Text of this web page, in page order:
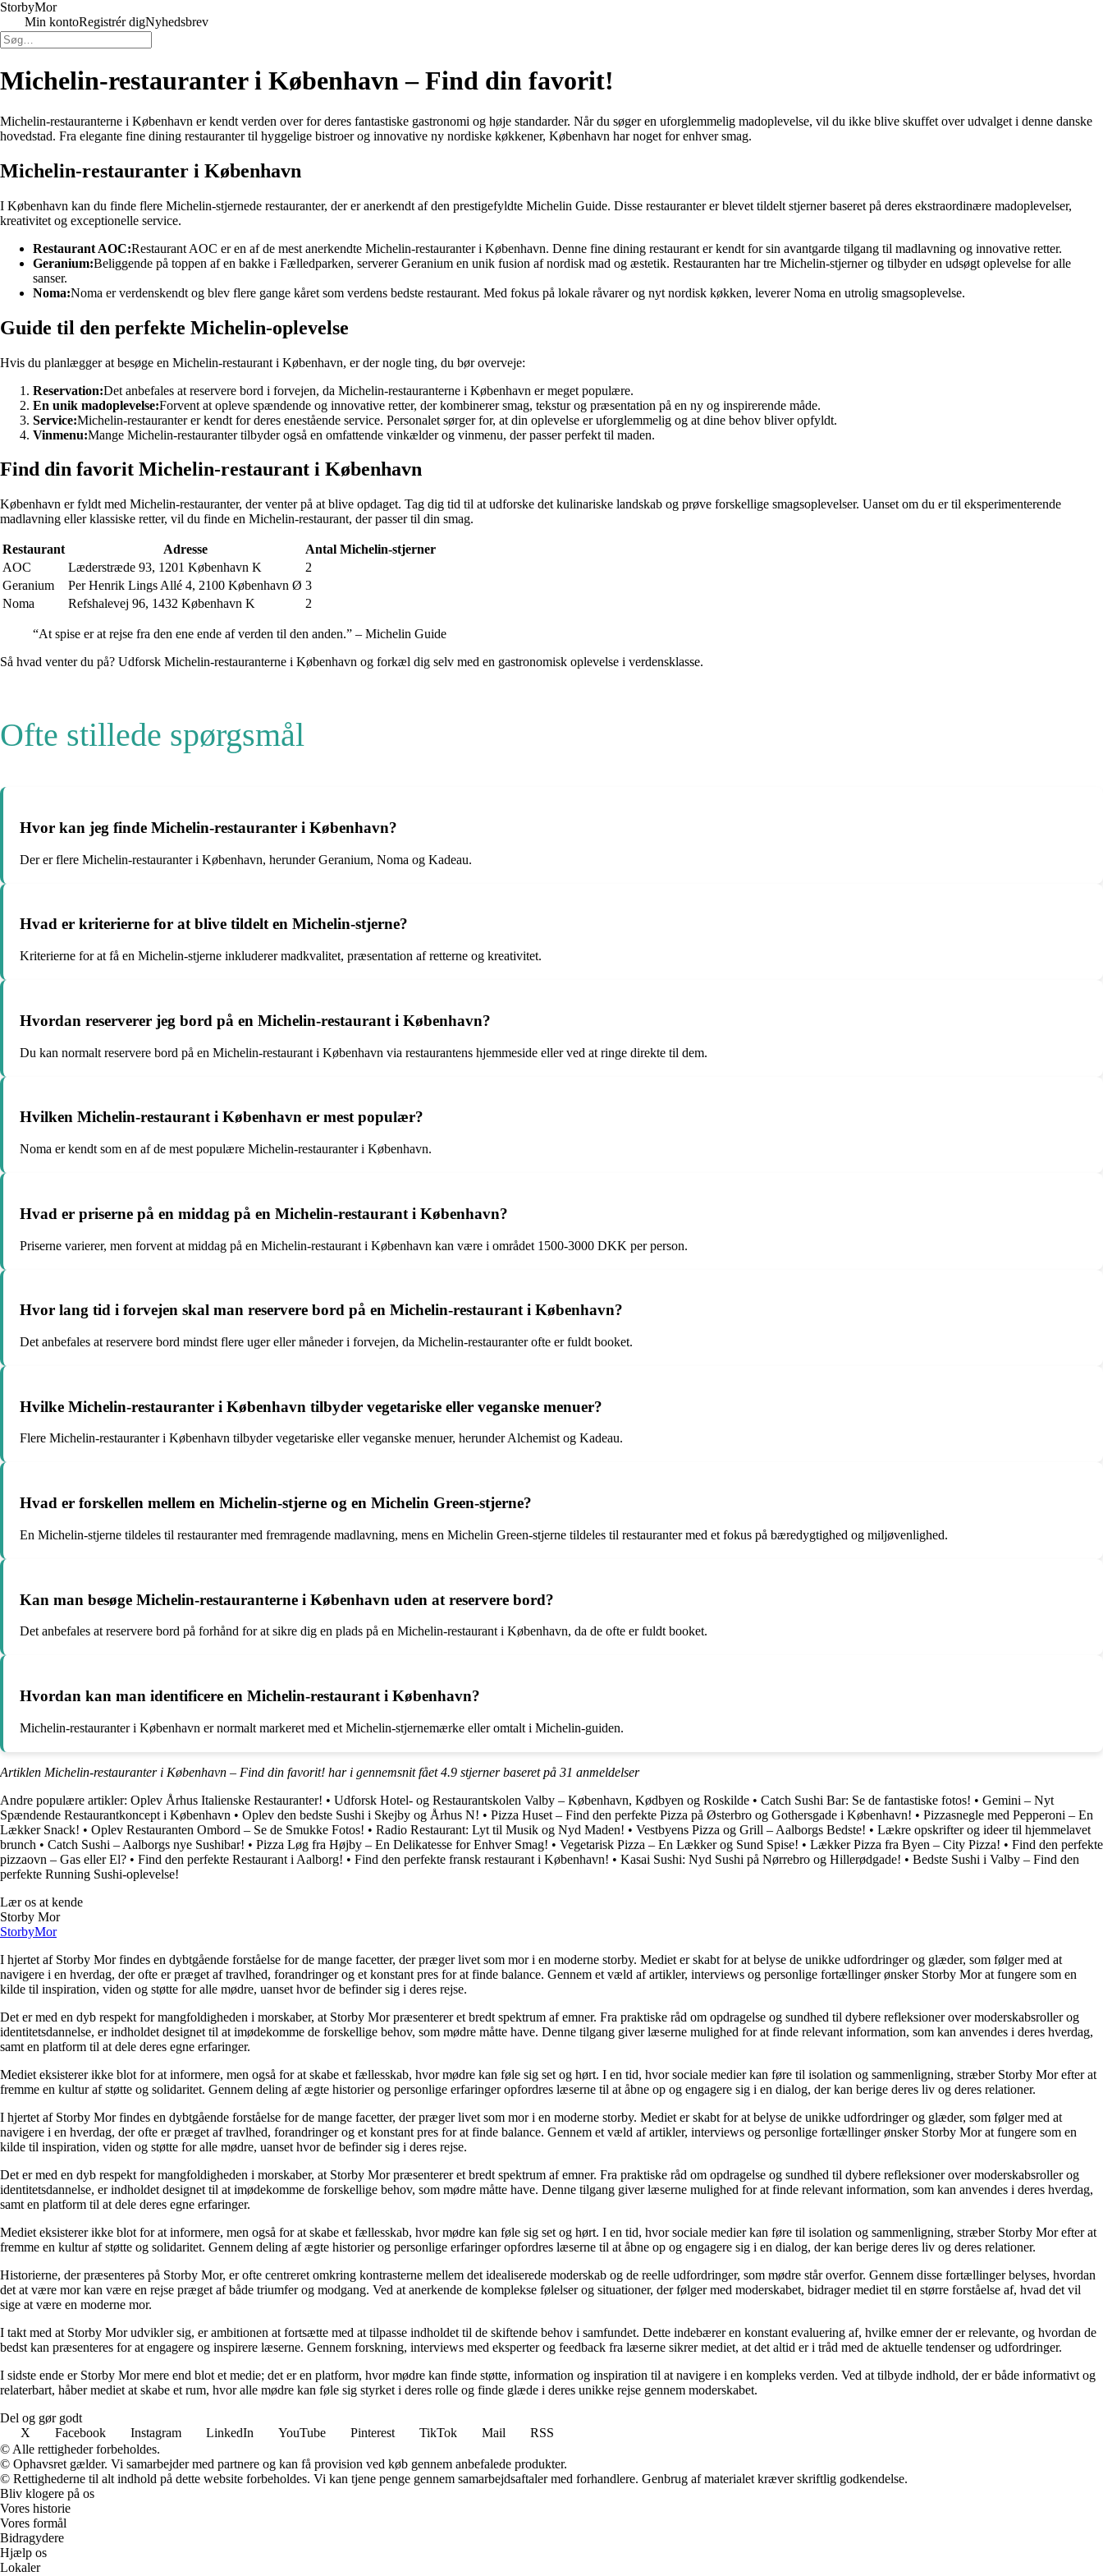
StorbyMor
Min kontoRegistrér digNyhedsbrev
Michelin-restauranter i København – Find din favorit!
Michelin-restauranterne i København er kendt verden over for deres fantastiske gastronomi og høje standarder. Når du søger en uforglemmelig madoplevelse, vil du ikke blive skuffet over udvalget i denne danske
hovedstad. Fra elegante fine dining restauranter til hyggelige bistroer og innovative ny nordiske køkkener, København har noget for enhver smag.
Michelin-restauranter i København
I København kan du finde flere Michelin-stjernede restauranter, der er anerkendt af den prestigefyldte Michelin Guide. Disse restauranter er blevet tildelt stjerner baseret på deres ekstraordinære madoplevelser,
kreativitet og exceptionelle service.
Restaurant AOC:Restaurant AOC er en af de mest anerkendte Michelin-restauranter i København. Denne fine dining restaurant er kendt for sin avantgarde tilgang til madlavning og innovative retter.
Geranium:Beliggende på toppen af en bakke i Fælledparken, serverer Geranium en unik fusion af nordisk mad og æstetik. Restauranten har tre Michelin-stjerner og tilbyder en udsøgt oplevelse for alle
sanser.
Noma:Noma er verdenskendt og blev flere gange kåret som verdens bedste restaurant. Med fokus på lokale råvarer og nyt nordisk køkken, leverer Noma en utrolig smagsoplevelse.
Guide til den perfekte Michelin-oplevelse
Hvis du planlægger at besøge en Michelin-restaurant i København, er der nogle ting, du bør overveje:
Reservation:Det anbefales at reservere bord i forvejen, da Michelin-restauranterne i København er meget populære.
En unik madoplevelse:Forvent at opleve spændende og innovative retter, der kombinerer smag, tekstur og præsentation på en ny og inspirerende måde.
Service:Michelin-restauranter er kendt for deres enestående service. Personalet sørger for, at din oplevelse er uforglemmelig og at dine behov bliver opfyldt.
Vinmenu:Mange Michelin-restauranter tilbyder også en omfattende vinkælder og vinmenu, der passer perfekt til maden.
Find din favorit Michelin-restaurant i København
København er fyldt med Michelin-restauranter, der venter på at blive opdaget. Tag dig tid til at udforske det kulinariske landskab og prøve forskellige smagsoplevelser. Uanset om du er til eksperimenterende
madlavning eller klassiske retter, vil du finde en Michelin-restaurant, der passer til din smag.
Restaurant Adresse
Antal Michelin-stjerner
AOC
Læderstræde 93, 1201 København K
2
Geranium
Per Henrik Lings Allé 4, 2100 København Ø 3
Noma
Refshalevej 96, 1432 København K 2
“At spise er at rejse fra den ene ende af verden til den anden.” – Michelin Guide
Så hvad venter du på? Udforsk Michelin-restauranterne i København og forkæl dig selv med en gastronomisk oplevelse i verdensklasse.
Ofte stillede spørgsmål
Hvor kan jeg finde Michelin-restauranter i København?
Der er flere Michelin-restauranter i København, herunder Geranium, Noma og Kadeau.
Hvad er kriterierne for at blive tildelt en Michelin-stjerne?
Kriterierne for at få en Michelin-stjerne inkluderer madkvalitet, præsentation af retterne og kreativitet.
Hvordan reserverer jeg bord på en Michelin-restaurant i København?
Du kan normalt reservere bord på en Michelin-restaurant i København via restaurantens hjemmeside eller ved at ringe direkte til dem.
Hvilken Michelin-restaurant i København er mest populær?
Noma er kendt som en af de mest populære Michelin-restauranter i København.
Hvad er priserne på en middag på en Michelin-restaurant i København?
Priserne varierer, men forvent at middag på en Michelin-restaurant i København kan være i området 1500-3000 DKK per person.
Hvor lang tid i forvejen skal man reservere bord på en Michelin-restaurant i København?
Det anbefales at reservere bord mindst flere uger eller måneder i forvejen, da Michelin-restauranter ofte er fuldt booket.
Hvilke Michelin-restauranter i København tilbyder vegetariske eller veganske menuer?
Flere Michelin-restauranter i København tilbyder vegetariske eller veganske menuer, herunder Alchemist og Kadeau.
Hvad er forskellen mellem en Michelin-stjerne og en Michelin Green-stjerne?
En Michelin-stjerne tildeles til restauranter med fremragende madlavning, mens en Michelin Green-stjerne tildeles til restauranter med et fokus på bæredygtighed og miljøvenlighed.
Kan man besøge Michelin-restauranterne i København uden at reservere bord?
Det anbefales at reservere bord på forhånd for at sikre dig en plads på en Michelin-restaurant i København, da de ofte er fuldt booket.
Hvordan kan man identificere en Michelin-restaurant i København?
Michelin-restauranter i København er normalt markeret med et Michelin-stjernemærke eller omtalt i Michelin-guiden.
Artiklen Michelin-restauranter i København – Find din favorit! har i gennemsnit fået4.9 stjerner baseret på 31 anmeldelser
Andre populære artikler: Oplev Århus Italienske Restauranter! • Udforsk Hotel- og Restaurantskolen Valby – København, Kødbyen og Roskilde • Catch Sushi Bar: Se de fantastiske fotos! • Gemini – Nyt
Spændende Restaurantkoncept i København • Oplev den bedste Sushi i Skejby og Århus N! • Pizza Huset – Find den perfekte Pizza på Østerbro og Gothersgade i København! • Pizzasnegle med Pepperoni – En
Lækker Snack! • Oplev Restauranten Ombord – Se de Smukke Fotos! • Radio Restaurant: Lyt til Musik og Nyd Maden! • Vestbyens Pizza og Grill – Aalborgs Bedste! • Lækre opskrifter og ideer til hjemmelavet
brunch • Catch Sushi – Aalborgs nye Sushibar! • Pizza Løg fra Højby – En Delikatesse for Enhver Smag! • Vegetarisk Pizza – En Lækker og Sund Spise! • Lækker Pizza fra Byen – City Pizza! • Find den perfekte
pizzaovn – Gas eller El? • Find den perfekte Restaurant i Aalborg! • Find den perfekte fransk restaurant i København! • Kasai Sushi: Nyd Sushi på Nørrebro og Hillerødgade! • Bedste Sushi i Valby – Find den
perfekte Running Sushi-oplevelse!
Lær os at kende
Storby Mor
StorbyMor
I hjertet af Storby Mor findes en dybtgående forståelse for de mange facetter, der præger livet som mor i en moderne storby. Mediet er skabt for at belyse de unikke udfordringer og glæder, som følger med at
navigere i en hverdag, der ofte er præget af travlhed, forandringer og et konstant pres for at finde balance. Gennem et væld af artikler, interviews og personlige fortællinger ønsker Storby Mor at fungere som en
kilde til inspiration, viden og støtte for alle mødre, uanset hvor de befinder sig i deres rejse.
Det er med en dyb respekt for mangfoldigheden i morskaber, at Storby Mor præsenterer et bredt spektrum af emner. Fra praktiske råd om opdragelse og sundhed til dybere refleksioner over moderskabsroller og
identitetsdannelse, er indholdet designet til at imødekomme de forskellige behov, som mødre måtte have. Denne tilgang giver læserne mulighed for at finde relevant information, som kan anvendes i deres hverdag,
samt en platform til at dele deres egne erfaringer.
Mediet eksisterer ikke blot for at informere, men også for at skabe et fællesskab, hvor mødre kan føle sig set og hørt. I en tid, hvor sociale medier kan føre til isolation og sammenligning, stræber Storby Mor efter at
fremme en kultur af støtte og solidaritet. Gennem deling af ægte historier og personlige erfaringer opfordres læserne til at åbne op og engagere sig i en dialog, der kan berige deres liv og deres relationer.
I hjertet af Storby Mor findes en dybtgående forståelse for de mange facetter, der præger livet som mor i en moderne storby. Mediet er skabt for at belyse de unikke udfordringer og glæder, som følger med at
navigere i en hverdag, der ofte er præget af travlhed, forandringer og et konstant pres for at finde balance. Gennem et væld af artikler, interviews og personlige fortællinger ønsker Storby Mor at fungere som en
kilde til inspiration, viden og støtte for alle mødre, uanset hvor de befinder sig i deres rejse.
Det er med en dyb respekt for mangfoldigheden i morskaber, at Storby Mor præsenterer et bredt spektrum af emner. Fra praktiske råd om opdragelse og sundhed til dybere refleksioner over moderskabsroller og
identitetsdannelse, er indholdet designet til at imødekomme de forskellige behov, som mødre måtte have. Denne tilgang giver læserne mulighed for at finde relevant information, som kan anvendes i deres hverdag,
samt en platform til at dele deres egne erfaringer.
Mediet eksisterer ikke blot for at informere, men også for at skabe et fællesskab, hvor mødre kan føle sig set og hørt. I en tid, hvor sociale medier kan føre til isolation og sammenligning, stræber Storby Mor efter at
fremme en kultur af støtte og solidaritet. Gennem deling af ægte historier og personlige erfaringer opfordres læserne til at åbne op og engagere sig i en dialog, der kan berige deres liv og deres relationer.
Historierne, der præsenteres på Storby Mor, er ofte centreret omkring kontrasterne mellem det idealiserede moderskab og de reelle udfordringer, som mødre står overfor. Gennem disse fortællinger belyses, hvordan
det at være mor kan være en rejse præget af både triumfer og modgang. Ved at anerkende de komplekse følelser og situationer, der følger med moderskabet, bidrager mediet til en større forståelse af, hvad det vil
sige at være en moderne mor.
I takt med at Storby Mor udvikler sig, er ambitionen at fortsætte med at tilpasse indholdet til de skiftende behov i samfundet. Dette indebærer en konstant evaluering af, hvilke emner der er relevante, og hvordan de
bedst kan præsenteres for at engagere og inspirere læserne. Gennem forskning, interviews med eksperter og feedback fra læserne sikrer mediet, at det altid er i tråd med de aktuelle tendenser og udfordringer.
I sidste ende er Storby Mor mere end blot et medie; det er en platform, hvor mødre kan finde støtte, information og inspiration til at navigere i en kompleks verden. Ved at tilbyde indhold, der er både informativt og
relaterbart, håber mediet at skabe et rum, hvor alle mødre kan føle sig styrket i deres rolle og finde glæde i deres unikke rejse gennem moderskabet.
Del og gør godt
X
Facebook Instagram LinkedIn YouTube Pinterest TikTok Mail
RSS
© Alle rettigheder forbeholdes.
© Ophavsret gælder. Vi samarbejder med partnere og kan få provision ved køb gennem anbefalede produkter.
© Rettighederne til alt indhold på dette website forbeholdes. Vi kan tjene penge gennem samarbejdsaftaler med forhandlere. Genbrug af materialet kræver skriftlig godkendelse.
Bliv klogere på os
Vores historie
Vores formål
Bidragydere
Hjælp os
Lokaler